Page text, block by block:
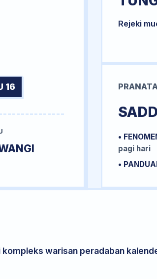
16
Rejeki
•
pagi hari
•
warisan peradaban